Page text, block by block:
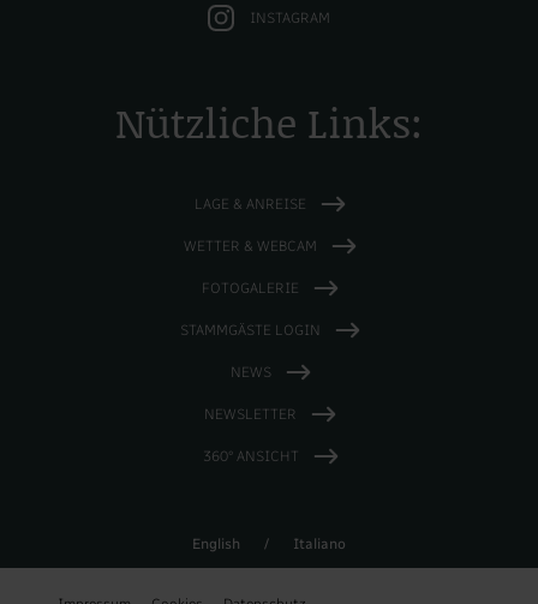
INSTAGRAM
Nützliche Links:
LAGE & ANREISE
WETTER & WEBCAM
FOTOGALERIE
STAMMGÄSTE LOGIN
NEWS
NEWSLETTER
360° ANSICHT
English / Italiano